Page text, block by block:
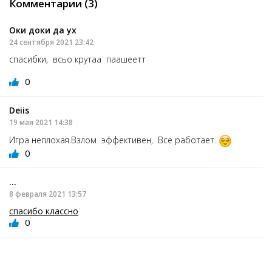
Комментарии (3)
Оки доки да ух
24 сентября 2021 23:42
спасибки, всьо крутаа паашеетт
0
Deiis
19 мая 2021 14:38
Игра неплохая.Взлом эффективен, Все работает.
0
...
8 февраля 2021 13:57
спасибо классно
0